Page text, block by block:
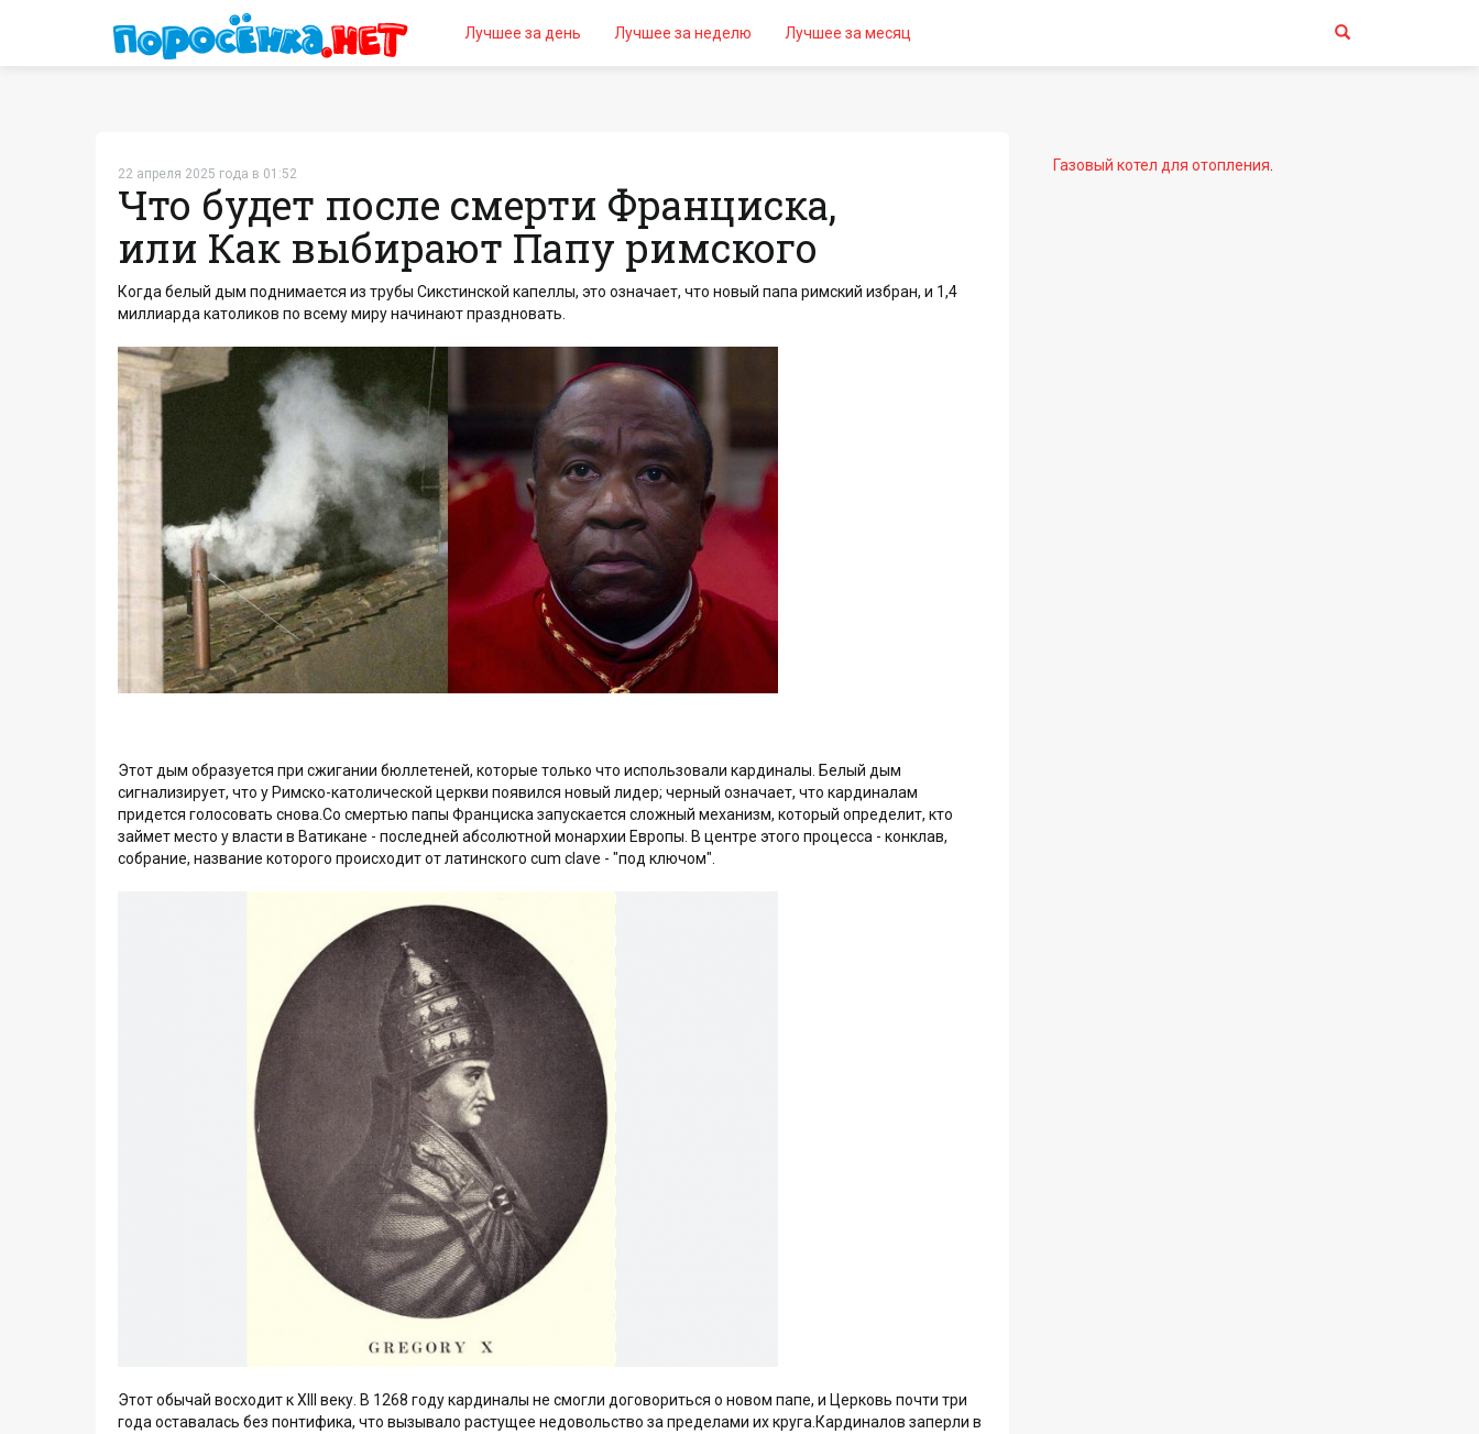
Лучшее за день Лучшее за неделю Лучшее за месяц
22 апреля 2025 года в 01:52
Что будет после смерти Франциска,
или Как выбирают Папу римского
Когда белый дым поднимается из трубы Сикстинской капеллы, это означает, что новый папа римский избран, и 1,4
миллиарда католиков по всему миру начинают праздновать.
Этот дым образуется при сжигании бюллетеней, которые только что использовали кардиналы. Белый дым
сигнализирует, что у Римско-католической церкви появился новый лидер; черный означает, что кардиналам
придется голосовать снова.Со смертью папы Франциска запускается сложный механизм, который определит, кто
займет место у власти в Ватикане - последней абсолютной монархии Европы. В центре этого процесса - конклав,
собрание, название которого происходит от латинского cum clave - "под ключом".
Этот обычай восходит к XIII веку. В 1268 году кардиналы не смогли договориться о новом папе, и Церковь почти три
года оставалась без понтифика, что вызывало растущее недовольство за пределами их круга.Кардиналов заперли в
Газовый котел для отопления